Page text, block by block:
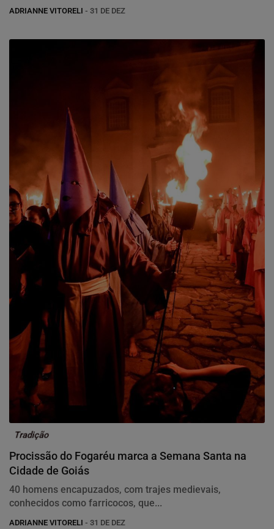
ADRIANNE VITORELI - 31 DE DEZ
Tradição
Procissão do Fogaréu marca a Semana Santa na
Cidade de Goiás
40 homens encapuzados, com trajes medievais,
conhecidos como farricocos, que...
ADRIANNE VITORELI - 31 DE DEZ